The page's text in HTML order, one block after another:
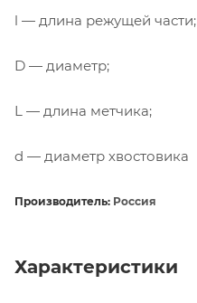
l — длина режущей части;
D — диаметр;
L — длина метчика;
d — диаметр хвостовика
Производитель: Россия
Характеристики